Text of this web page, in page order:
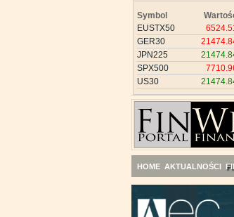
Symbol
EUSTX50
GER30
JPN225
SPX500
US30
HOME AKTUALNOŚCI